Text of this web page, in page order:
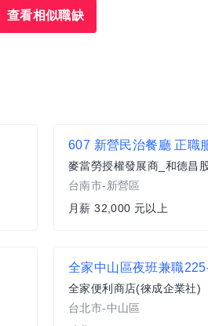
查看相似職缺
607 新營民治餐廳 正職
麥當勞授權發展商_和德昌
台南市-新營區
月薪 32,000 元以上
全家中山區夜班兼職
全家便利商店(徠成企業社)
台北市-中山區